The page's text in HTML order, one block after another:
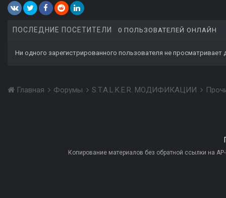
ПОСЛЕДНИЕ ПОСЕТИТЕЛИ 0 ПОЛЬЗОВАТЕЛЕЙ ОНЛАЙН
Ни одного зарегистрированного пользователя не просматривает
Главная Форумы S.T.A.L.K.E.R. МОДИФИКАЦИИ
Копирование материалов без обратной ссылки на